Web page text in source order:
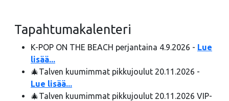
Tapahtumakalenteri
K-POP ON THE BEACH perjantaina 4.9.2026 - Lue
lisää...
🎄Talven kuumimmat pikkujoulut 20.11.2026 -
Lue lisää...
🎄Talven kuumimmat pikkujoulut 20.11.2026 VIP-